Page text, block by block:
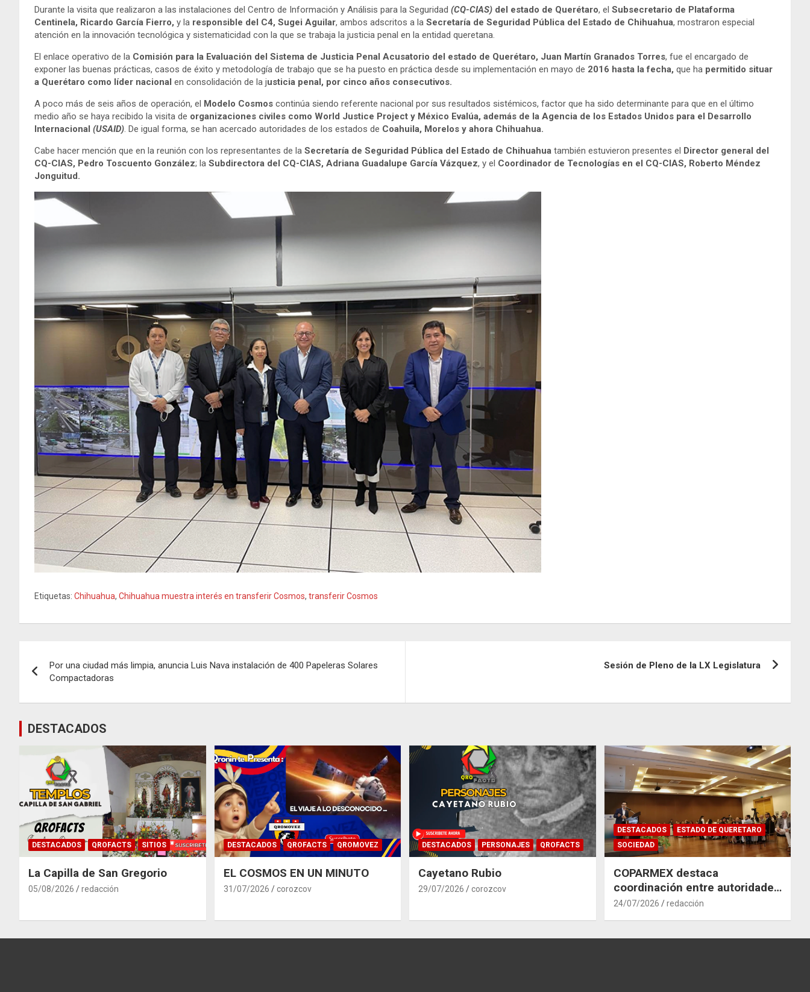
Durante la visita que realizaron a las instalaciones del Centro de Información y Análisis para la Seguridad (CQ-CIAS) del estado de Querétaro, el Subsecretario de Plataforma
Centinela, Ricardo García Fierro, y la responsible del C4, Sugei Aguilar, ambos adscritos a la Secretaría de Seguridad Pública del Estado de Chihuahua, mostraron especial
atención en la innovación tecnológica y sistematicidad con la que se trabaja la justicia penal en la entidad queretana.
El enlace operativo de la Comisión para la Evaluación del Sistema de Justicia Penal Acusatorio del estado de Querétaro, Juan Martín Granados Torres, fue el encargado de
exponer las buenas prácticas, casos de éxito y metodología de trabajo que se ha puesto en práctica desde su implementación en mayo de 2016 hasta la fecha, que ha permitido situar
a Querétaro como líder nacional en consolidación de la justicia penal, por cinco años consecutivos.
A poco más de seis años de operación, el Modelo Cosmos continúa siendo referente nacional por sus resultados sistémicos, factor que ha sido determinante para que en el último
medio año se haya recibido la visita de organizaciones civiles como World Justice Project y México Evalúa, además de la Agencia de los Estados Unidos para el Desarrollo
Internacional (USAID). De igual forma, se han acercado autoridades de los estados de Coahuila, Morelos y ahora Chihuahua.
Cabe hacer mención que en la reunión con los representantes de la Secretaría de Seguridad Pública del Estado de Chihuahua también estuvieron presentes el Director general del
CQ-CIAS, Pedro Toscuento González; la Subdirectora del CQ-CIAS, Adriana Guadalupe García Vázquez, y el Coordinador de Tecnologías en el CQ-CIAS, Roberto Méndez
Jonguitud.
Etiquetas: Chihuahua, Chihuahua muestra interés en transferir Cosmos, transferir Cosmos
de
entradas
Por una ciudad más limpia, anuncia Luis Nava instalación de 400 Papeleras Solares
Compactadoras
Sesión de Pleno de la LX Legislatura
DESTACADOS
DESTACADOS QROFACTS SITIOS
La Capilla de San Gregorio
05/08/2026 redacción
DESTACADOS QROFACTS QROMOVEZ
EL COSMOS EN UN MINUTO
31/07/2026 corozcov
DESTACADOS PERSONAJES QROFACTS
Cayetano Rubio
29/07/2026 corozcov
DESTACADOS
ESTADO DE QUERETARO
SOCIEDAD
COPARMEX destaca
coordinación entre autoridades
y empresas para mitigar el
24/07/2026 redacción